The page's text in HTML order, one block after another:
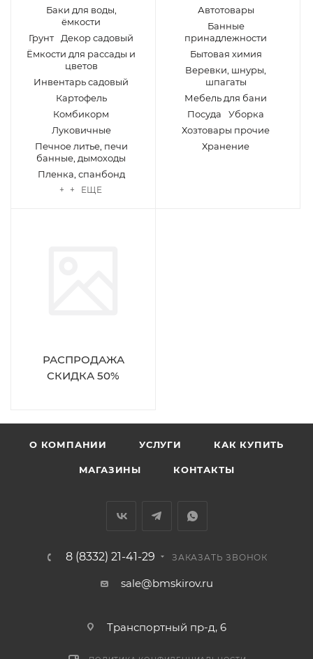
Баки для воды,
ёмкости
Грунт
Декор садовый
Ёмкости для рассады и
цветов
Инвентарь садовый
Картофель
Комбикорм
Луковичные
Печное литье, печи
банные, дымоходы
Пленка, спанбонд
+ + ЕЩЕ
Автотовары
Банные
принадлежности
Бытовая химия
Веревки, шнуры,
шпагаты
Мебель для бани
Посуда
Уборка
Хозтовары прочие
Хранение
РАСПРОДАЖА
СКИДКА 50%
О КОМПАНИИ УСЛУГИ КАК КУПИТЬ
МАГАЗИНЫ КОНТАКТЫ
8 (8332) 21-41-29 ЗАКАЗАТЬ ЗВОНОК
sale@bmskirov.ru
Транспортный пр-д, 6